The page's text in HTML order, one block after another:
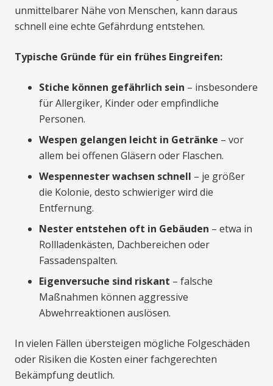
unmittelbarer Nähe von Menschen, kann daraus
schnell eine echte Gefährdung entstehen.
Typische Gründe für ein frühes Eingreifen:
Stiche können gefährlich sein – insbesondere
für Allergiker, Kinder oder empfindliche
Personen.
Wespen gelangen leicht in Getränke – vor
allem bei offenen Gläsern oder Flaschen.
Wespennester wachsen schnell – je größer
die Kolonie, desto schwieriger wird die
Entfernung.
Nester entstehen oft in Gebäuden – etwa in
Rollladenkästen, Dachbereichen oder
Fassadenspalten.
Eigenversuche sind riskant – falsche
Maßnahmen können aggressive
Abwehrreaktionen auslösen.
In vielen Fällen übersteigen mögliche Folgeschäden
oder Risiken die Kosten einer fachgerechten
Bekämpfung deutlich.